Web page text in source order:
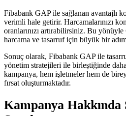
Fibabank GAP ile sağlanan avantajlı
verimli hale getirir. Harcamalarınızı
oranlarınızı artırabilirsiniz. Bu
harcama ve tasarruf için büyük bir
Sonuç olarak, Fibabank GAP ile
yönetim stratejileri ile birleştiğinde
kampanya, hem işletmeler hem de
fırsat oluşturmaktadır.
Kampanya Hakkında